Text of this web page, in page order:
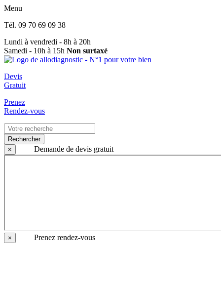
Menu
Tél. 09 70 69 09 38
Lundi à vendredi - 8h à 20h
Samedi - 10h à 15h Non surtaxé
Devis
Gratuit
Prenez
Rendez-vous
Rechercher
×
Demande de devis gratuit
× Prenez rendez-vous